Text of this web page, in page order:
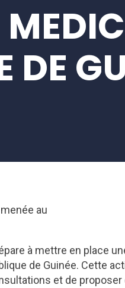
DE
au
à mettre en place
de Guinée. Cette
et de